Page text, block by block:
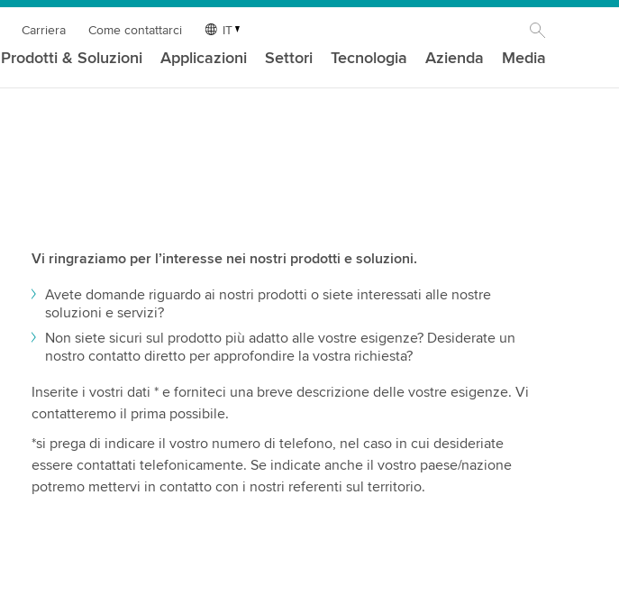
Carriera Come contattarci IT
Prodotti & Soluzioni Applicazioni Settori Tecnologia Azienda Media
Vi ringraziamo per l’interesse nei nostri prodotti e soluzioni.
Avete domande riguardo ai nostri prodotti o siete interessati alle nostre
soluzioni e servizi?
Non siete sicuri sul prodotto più adatto alle vostre esigenze? Desiderate un
nostro contatto diretto per approfondire la vostra richiesta?
Inserite i vostri dati * e forniteci una breve descrizione delle vostre esigenze. Vi
contatteremo il prima possibile.
*si prega di indicare il vostro numero di telefono, nel caso in cui desideriate
essere contattati telefonicamente. Se indicate anche il vostro paese/nazione
potremo mettervi in contatto con i nostri referenti sul territorio.